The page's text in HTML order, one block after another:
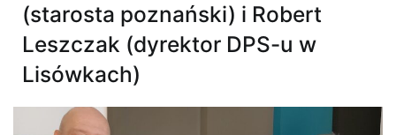
(starosta poznański) i Robert
Leszczak (dyrektor DPS-u w
Lisówkach)